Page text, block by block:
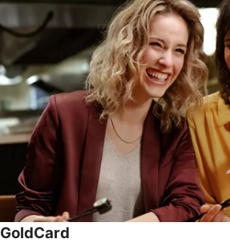
GoldCard